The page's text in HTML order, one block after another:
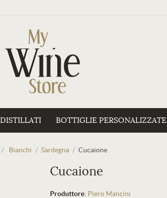
DISTILLATI BOTTIGLIE PERSONALIZZATE
/ Bianchi / Sardegna / Cucaione
Cucaione
Produttore: Piero Mancini